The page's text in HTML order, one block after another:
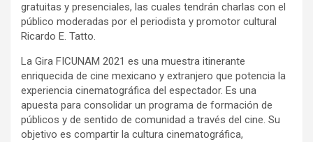
gratuitas y presenciales, las cuales tendrán charlas con el
público moderadas por el periodista y promotor cultural
Ricardo E. Tatto.
La Gira FICUNAM 2021 es una muestra itinerante
enriquecida de cine mexicano y extranjero que potencia la
experiencia cinematográfica del espectador. Es una
apuesta para consolidar un programa de formación de
públicos y de sentido de comunidad a través del cine. Su
objetivo es compartir la cultura cinematográfica,